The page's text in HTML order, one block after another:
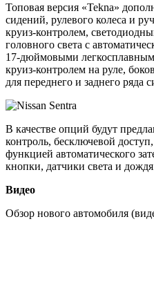
Топовая версия «Tekna»
сидений, рулевого колеса и
круиз-контролем,
головного света с
17-дюймовыми
круиз-контролем на руле,
для переднего и заднего ряда
В качестве опций будут
контроль, бесключевой
функцией автоматического
кнопки, датчики света и
Видео
Обзор нового автомобиля